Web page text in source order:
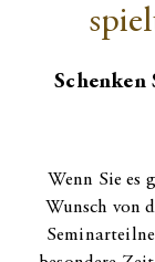
Schenken
Wenn Sie es
Wunsch von